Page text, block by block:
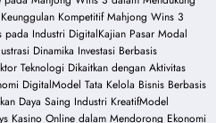
Kompetitif Mahjong Wins 3
pada Industri DigitalKajian Pasar Modal
Dinamika Investasi Berbasis
Teknologi Dikaitkan dengan Aktivitas
DigitalModel Tata Kelola Bisnis Berbasis
Daya Saing Industri KreatifModel
Kasino Online dalam Mendorong Ekonomi